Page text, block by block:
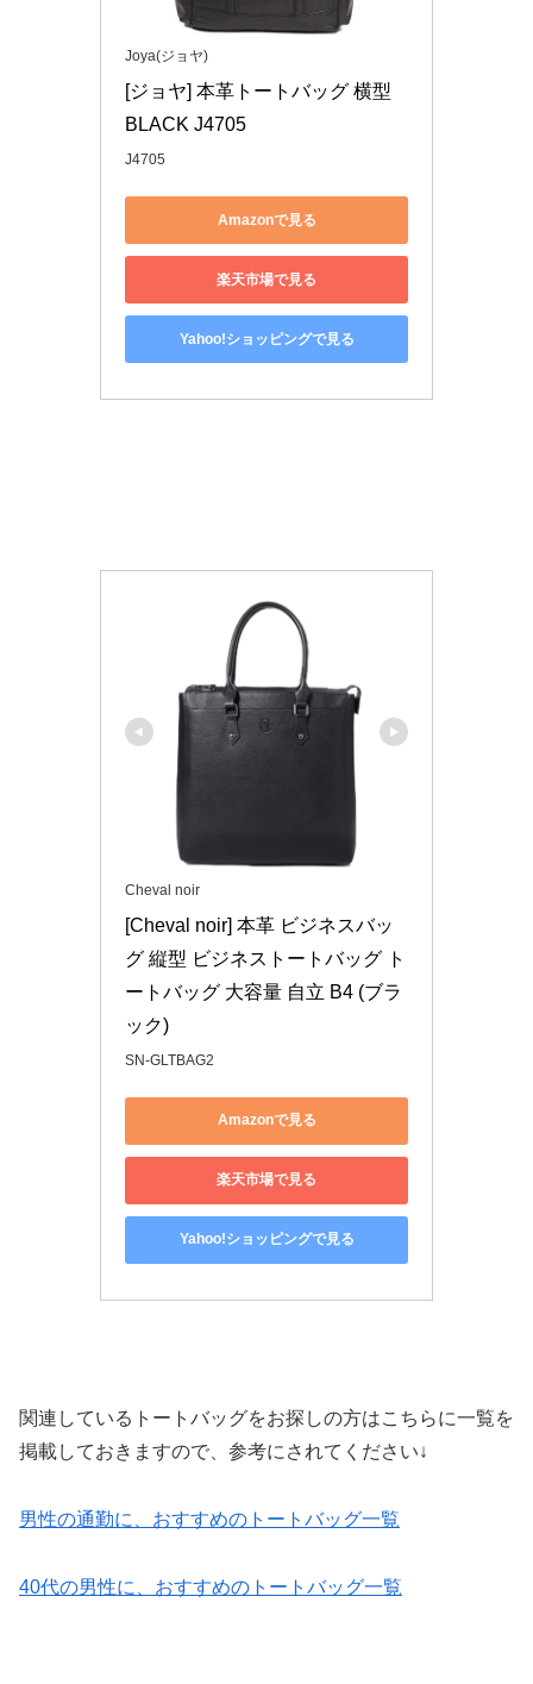
Joya(ジョヤ)
[ジョヤ] 本革トートバッグ 横型
BLACK J4705
J4705
Amazonで見る
楽天市場で見る
Yahoo!ショッピングで見る
Cheval noir
[Cheval noir] 本革 ビジネスバッ
グ 縦型 ビジネストートバッグ ト
ートバッグ 大容量 自立 B4 (ブラ
ック)
SN-GLTBAG2
Amazonで見る
楽天市場で見る
Yahoo!ショッピングで見る
関連しているトートバッグをお探しの方はこちらに一覧を
掲載しておきますので、参考にされてください↓
男性の通勤に、おすすめのトートバッグ一覧
40代の男性に、おすすめのトートバッグ一覧